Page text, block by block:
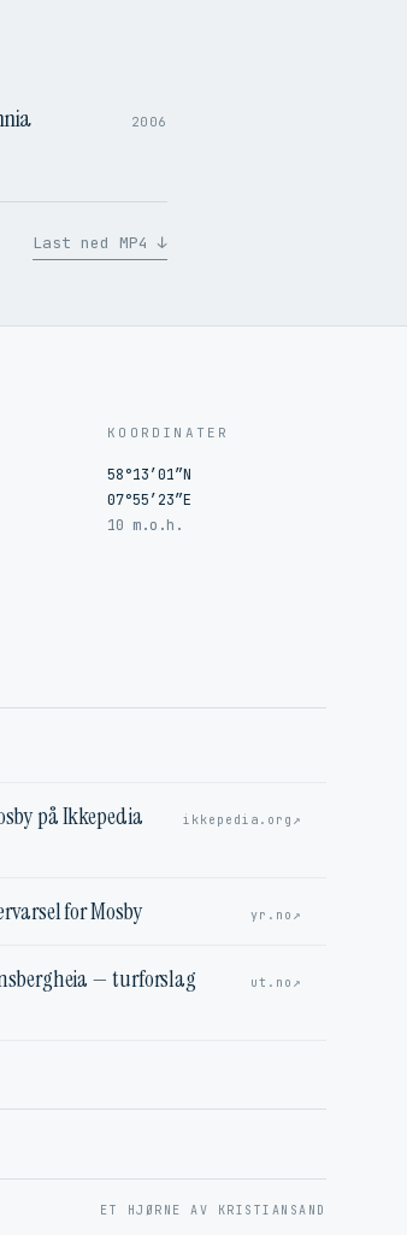
2006
Last ned MP4 ↓
KOORDINATER
58°13′01″N
07°55′23″E
10 m.o.h.
på Ikkepedia ikkepedia.org ↗
for Mosby yr.no ↗
— turforslag ut.no ↗
ET HJØRNE AV KRISTIANSAND